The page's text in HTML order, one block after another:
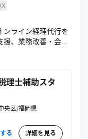
ンライン経理代行を
、業務改善・会計
化と見える化を実
に寄与する会計事
ど個別ニーズにも
理士補助スタ
央区/福岡県
る 詳細を見る